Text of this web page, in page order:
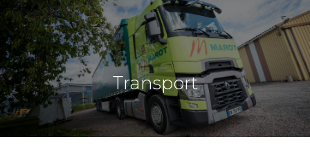
Transport